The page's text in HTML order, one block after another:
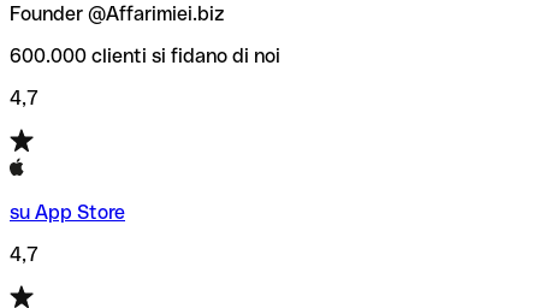
Founder @Affarimiei.biz
600.000 clienti si fidano di noi
4,7
su App Store
4,7